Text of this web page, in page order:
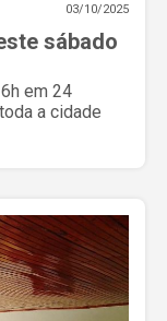
03/10/2025
sábado
em 24
a cidade